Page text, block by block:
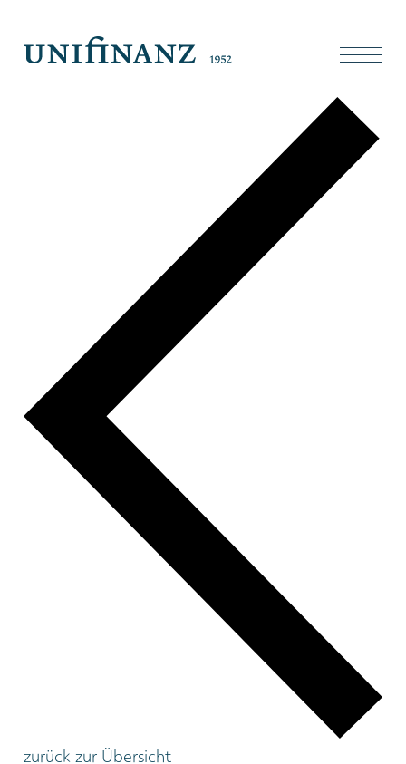
zurück zur Übersicht